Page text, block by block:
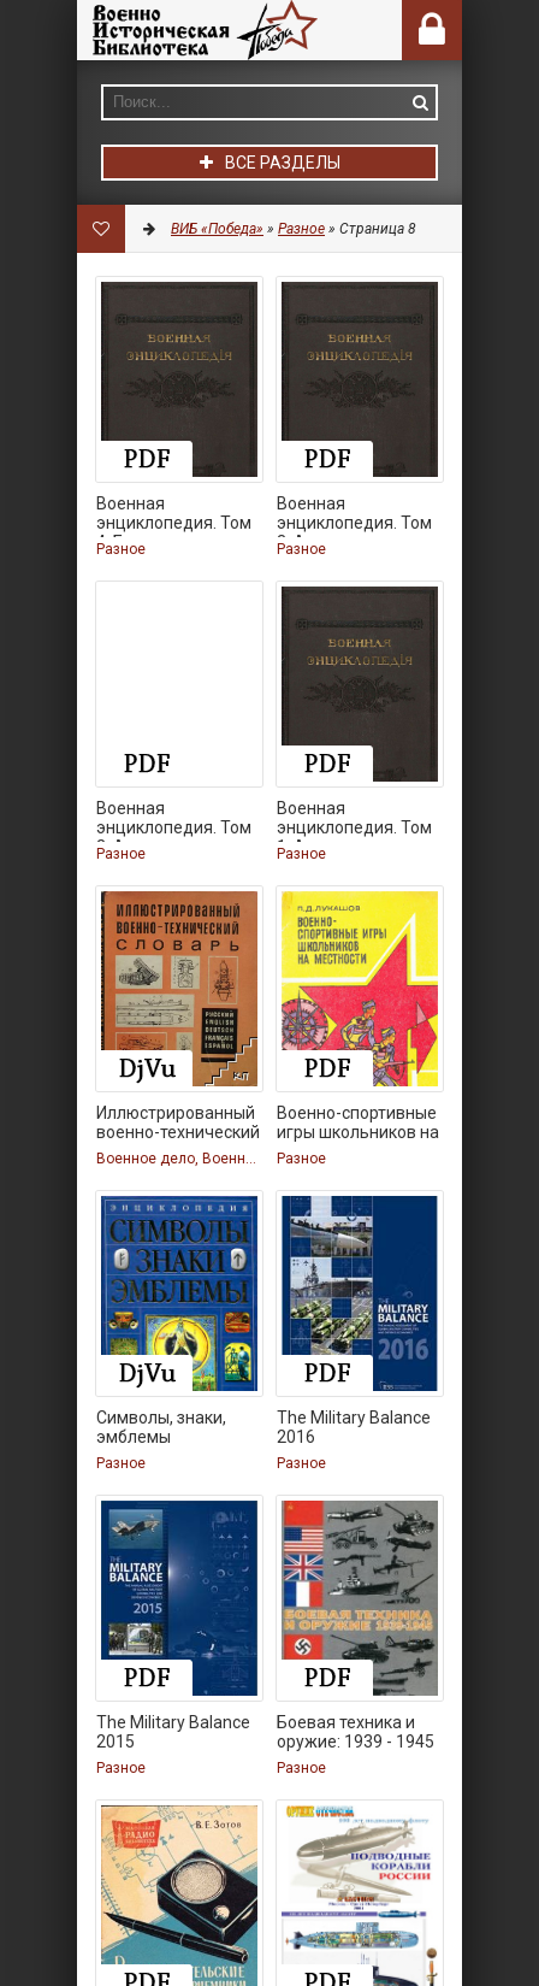
ВСЕ РАЗДЕЛЫ
ВИБ «Победа» » Разное » Страница 8
Военная
энциклопедия. Том
4. Б -
Разное
Военная
энциклопедия. Том
3. Аральская
Разное
Военная
энциклопедия. Том
2. Алжирские
Разное
Военная
энциклопедия. Том
1. А -
Разное
Иллюстрированный
военно-технический
Военное дело, Военное дело, Военное дело, Военное дело, Разное
Военно-спортивные
игры школьников на
Разное
Символы, знаки,
эмблемы
Разное
The Military Balance
2016
Разное
The Military Balance
2015
Разное
Боевая техника и
оружие: 1939 - 1945
Разное